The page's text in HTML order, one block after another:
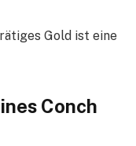
Gold ist eine
Conch